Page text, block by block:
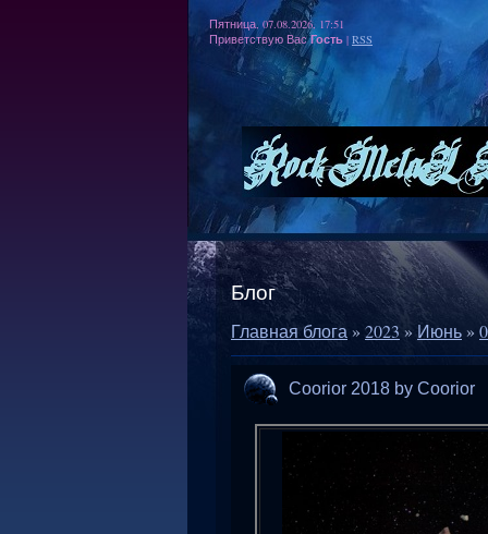
Пятница, 07.08.2026, 17:51
Приветствую Вас Гость | RSS
Блог
Главная блога » 2023 » Июнь»
Coorior 2018 by Coorior